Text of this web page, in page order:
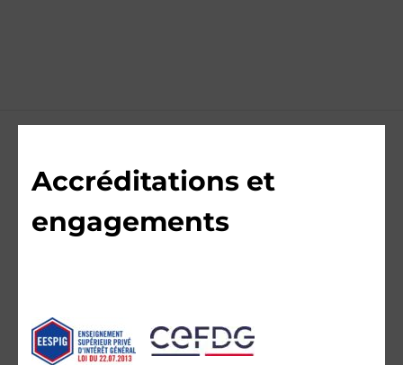
Accréditations et
engagements